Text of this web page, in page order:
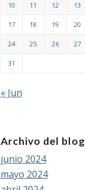
10 11 12 13
17 18 19 20
24 25 26 27
31
« Jun
Archivo del blog
junio 2024
mayo 2024